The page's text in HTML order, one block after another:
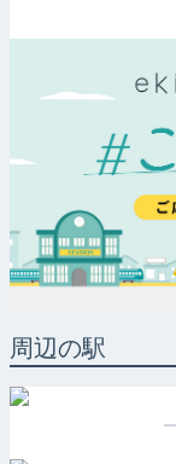
周辺の駅